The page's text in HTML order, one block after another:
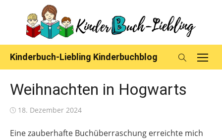
content
Kinderbuch-Liebling Kinderbuchblog
Weihnachten in Hogwarts
Posted
18. Dezember 2024
Eine zauberhafte Buchüberraschung erreichte mich